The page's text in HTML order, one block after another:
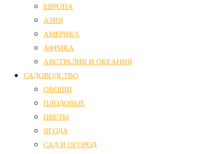
ЕВРОПА
АЗИЯ
АМЕРИКА
АФРИКА
АВСТРАЛИЯ И ОКЕАНИЯ
САДОВОДСТВО
ОВОЩИ
ПЛОДОВЫЕ
ЦВЕТЫ
ЯГОДА
САД И ОГОРОД